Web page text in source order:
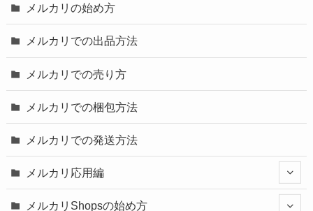
メルカリの始め方
メルカリでの出品方法
メルカリでの売り方
メルカリでの梱包方法
メルカリでの発送方法
メルカリ応用編
メルカリShopsの始め方